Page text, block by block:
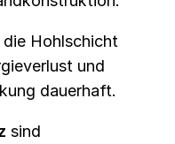
Hohlschicht
und
dauerhaft.
sind